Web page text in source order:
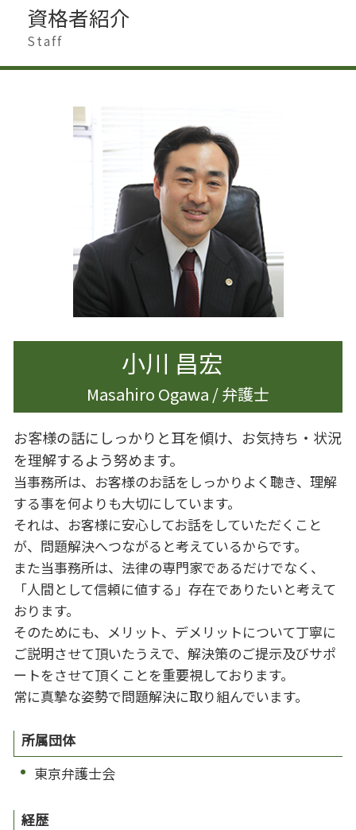
著作権侵害 身近な例
著作権 著作者人格権 違い
著作権
著作権侵害
著作権 メリット
企業法務 顧問弁護士
企業法務 調査
企業法務 トラブル
企業法務 中小企業
企業法務 杉並区
遺産分割調停 必要書類
相続 スケジュール
遺言 生前対策
相続人 行方不明
相続 調停
相続 専門家
相続 調停 流れ
遺産分割 相手方 認知症
遺言書作成 世田谷区
遺言書作成 港区
遺言書作成 杉並区
財産分与 時効
離婚
離婚 世田谷区
離婚 親
離婚 会社 手続き
離婚 慰謝料 払わない
離婚調停 期間
離婚 影響
不貞行為 離婚
離婚準備 貯金 いくら
離婚調停 別居
離婚 慰謝料
資格者紹介
Staff
小川 昌宏
Masahiro Ogawa / 弁護士
お客様の話にしっかりと耳を傾け、お気持ち・状況
を理解するよう努めます。
当事務所は、お客様のお話をしっかりよく聴き、理解
する事を何よりも大切にしています。
それは、お客様に安心してお話をしていただくこと
が、問題解決へつながると考えているからです。
また当事務所は、法律の専門家であるだけでなく、
「人間として信頼に値する」存在でありたいと考えて
おります。
そのためにも、メリット、デメリットについて丁寧に
ご説明させて頂いたうえで、解決策のご提示及びサポ
ートをさせて頂くことを重要視しております。
常に真摯な姿勢で問題解決に取り組んでいます。
所属団体
東京弁護士会
経歴